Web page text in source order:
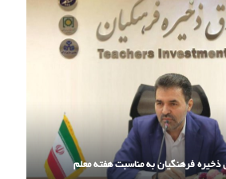
ذخیره فرهنگیان به مناسبت هفته معلم